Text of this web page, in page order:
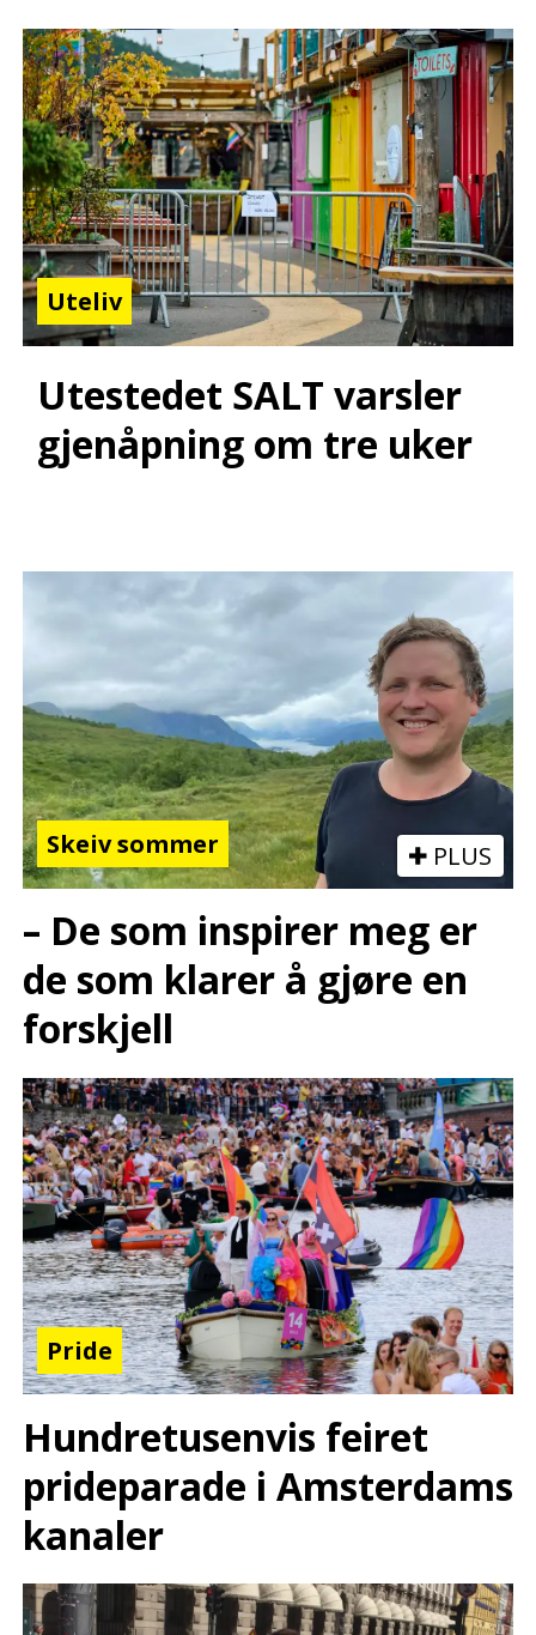
Uteliv
Utestedet SALT varsler
gjenåpning om tre uker
Skeiv sommer PLUS
– De som inspirer meg er
de som klarer å gjøre en
forskjell
Pride
Hundretusenvis feiret
prideparade i Amsterdams
kanaler